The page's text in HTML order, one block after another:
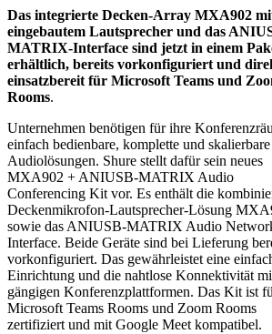
Das integrierte Decken-Array MXA902
eingebautem Lautsprecher und das
MATRIX-Interface sind jetzt in einem
erhältlich, bereits vorkonfiguriert und
einsatzbereit für Microsoft Teams und
Rooms.
Unternehmen benötigen für ihre
einfach bedienbare, komplette und skalierbare
Audiolösungen. Shure stellt dafür sein neues
MXA902 + ANIUSB-MATRIX Audio
Conferencing Kit vor. Es enthält die
Deckenmikrofon-Lautsprecher-Lösung
sowie das ANIUSB-MATRIX Audio
Interface. Beide Geräte sind bei Lieferung
vorkonfiguriert. Das gewährleistet eine
Einrichtung und die nahtlose Konnektivität
gängigen Konferenzplattformen. Das Kit ist
Microsoft Teams Rooms und Zoom Rooms
zertifiziert und mit Google Meet kompatibel.